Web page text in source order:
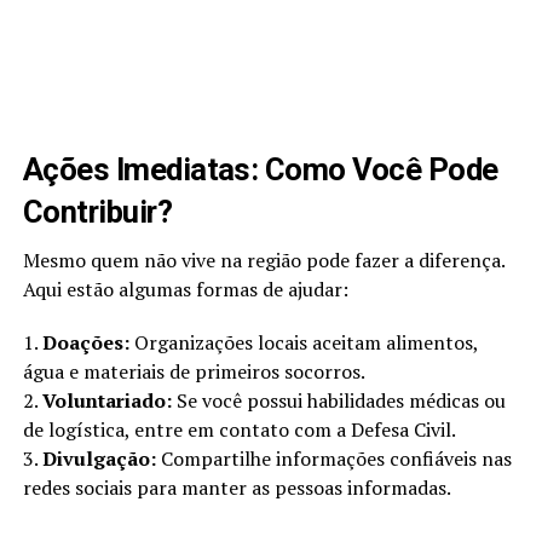
Ações Imediatas: Como Você Pode
Contribuir?
Mesmo quem não vive na região pode fazer a diferença.
Aqui estão algumas formas de ajudar:
1.Doações:Organizações locais aceitam alimentos,
água e materiais de primeiros socorros.
2.Voluntariado:Se você possui habilidades médicas ou
de logística, entre em contato com a Defesa Civil.
3.Divulgação:Compartilhe informações confiáveis nas
redes sociais para manter as pessoas informadas.